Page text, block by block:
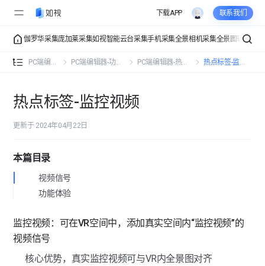
下载APP 联系我们
伽罗华采集庞加莱采集如视智能云台采集手机采集全景相机采集全景图转VR
PC端编辑器 PC端编辑器-功能操作 PC端编辑器-热点标签 热点标签-监控视频
PC端编辑器-功能总览
PC端编辑器-详细信息
PC端编辑器-界面展示
界面展示-界面设置
界面展示-点位样式
PC端编辑器-热点标签
热点标签-文字标签
热点标签-视频标签
热点标签-音频标签
热点标签-监控视频
更新于 2024年04月22日
本篇目录
视频信号
功能体验
监控视频：可在VR空间中，添加真实空间内“监控视频”的
视频信号
核心优势，真实监控视频可与VR内全景图对齐